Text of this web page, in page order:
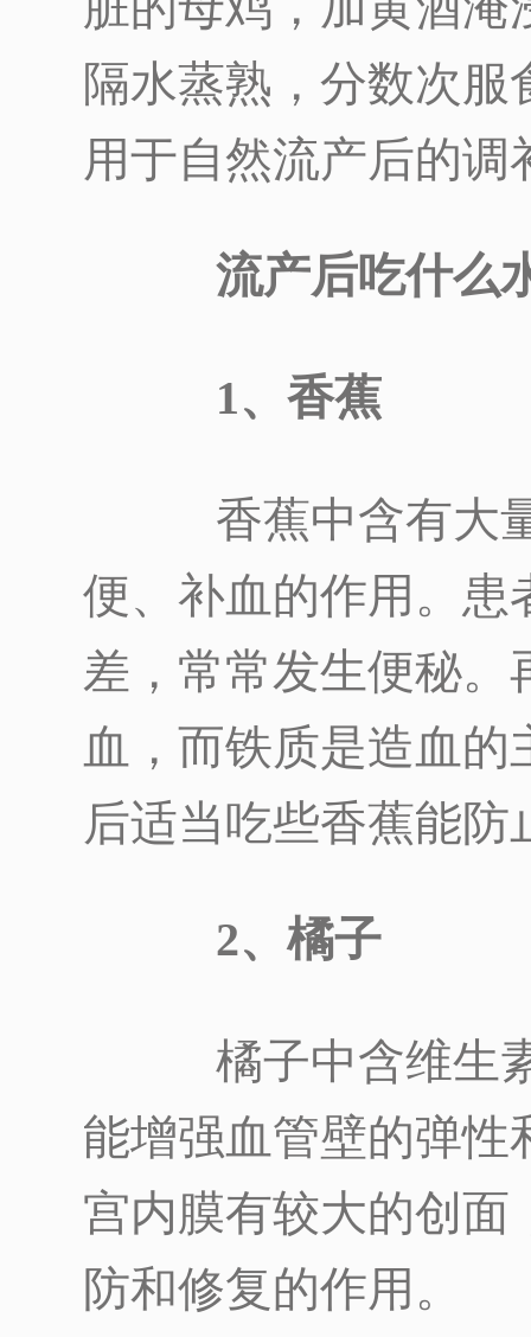
隔水蒸熟，分数次
用于自然流产后的调
流产后吃什么
1、香蕉
香蕉中含有大量
便、补血的作用。患
差，常常发生便秘。
血，而铁质是造血
后适当吃些香蕉能防
2、橘子
橘子中含维生素
能增强血管壁的弹性
宫内膜有较大的创面
防和修复的作用。